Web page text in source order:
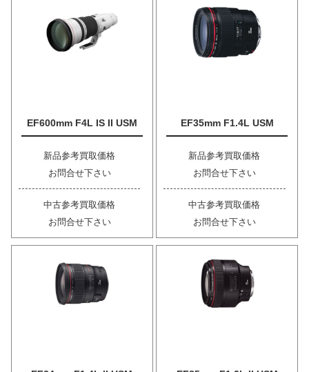
EF600mm F4L IS II USM
新品参考買取価格
お問合せ下さい
中古参考買取価格
お問合せ下さい
EF35mm F1.4L USM
新品参考買取価格
お問合せ下さい
中古参考買取価格
お問合せ下さい